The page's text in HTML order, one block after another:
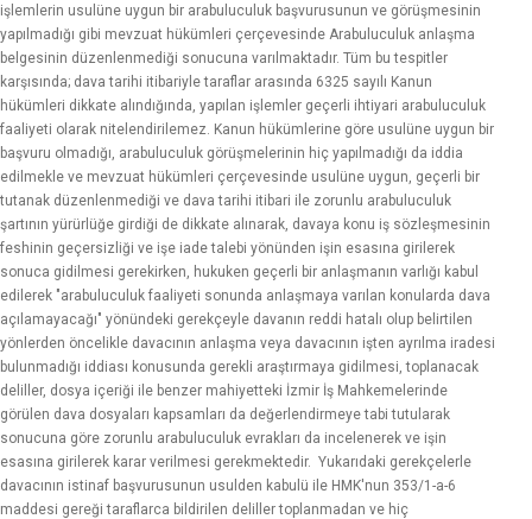
işlemlerin usulüne uygun bir arabuluculuk başvurusunun ve görüşmesinin
yapılmadığı gibi mevzuat hükümleri çerçevesinde Arabuluculuk anlaşma
belgesinin düzenlenmediği sonucuna varılmaktadır. Tüm bu tespitler
karşısında; dava tarihi itibariyle taraflar arasında 6325 sayılı Kanun
hükümleri dikkate alındığında, yapılan işlemler geçerli ihtiyari arabuluculuk
faaliyeti olarak nitelendirilemez. Kanun hükümlerine göre usulüne uygun bir
başvuru olmadığı, arabuluculuk görüşmelerinin hiç yapılmadığı da iddia
edilmekle ve mevzuat hükümleri çerçevesinde usulüne uygun, geçerli bir
tutanak düzenlenmediği ve dava tarihi itibari ile zorunlu arabuluculuk
şartının yürürlüğe girdiği de dikkate alınarak, davaya konu iş sözleşmesinin
feshinin geçersizliği ve işe iade talebi yönünden işin esasına girilerek
sonuca gidilmesi gerekirken, hukuken geçerli bir anlaşmanın varlığı kabul
edilerek "arabuluculuk faaliyeti sonunda anlaşmaya varılan konularda dava
açılamayacağı" yönündeki gerekçeyle davanın reddi hatalı olup belirtilen
yönlerden öncelikle davacının anlaşma veya davacının işten ayrılma iradesi
bulunmadığı iddiası konusunda gerekli araştırmaya gidilmesi, toplanacak
deliller, dosya içeriği ile benzer mahiyetteki İzmir İş Mahkemelerinde
görülen dava dosyaları kapsamları da değerlendirmeye tabi tutularak
sonucuna göre zorunlu arabuluculuk evrakları da incelenerek ve işin
esasına girilerek karar verilmesi gerekmektedir. Yukarıdaki gerekçelerle
davacının istinaf başvurusunun usulden kabulü ile HMK'nun 353/1-a-6
maddesi gereği taraflarca bildirilen deliller toplanmadan ve hiç